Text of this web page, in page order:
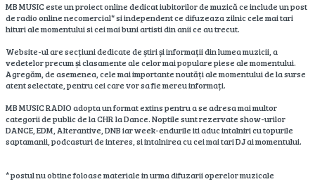
MB MUSIC este un proiect online dedicat iubitorilor de muzică ce include un post
de radio online necomercial* si independent ce difuzeaza zilnic cele mai tari
hituri ale momentului si cei mai buni artisti din anii ce au trecut.
Website-ul are secțiuni dedicate de știri și informații din lumea muzicii, a
vedetelor precum și clasamente ale celor mai populare piese ale momentului.
Agregăm, de asemenea, cele mai importante noutăți ale momentului de la surse
atent selectate, pentru cei care vor sa fie mereu informați.
MB MUSIC RADIO adopta un format extins pentru a se adresa mai multor
categorii de public de la CHR la Dance. Noptile sunt rezervate show-urilor
DANCE, EDM, Alterantive, DNB iar week-endurile iti aduc intalniri cu topurile
saptamanii, podcasturi de interes, si intalnirea cu cei mai tari DJ ai momentului.
* postul nu obtine foloase materiale in urma difuzarii operelor muzicale